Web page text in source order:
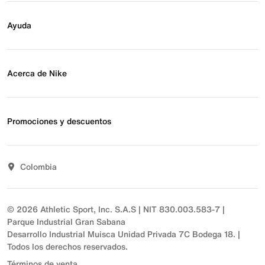
Regístrate para recibir correos
Ayuda
Preguntas frecuentes
Devoluciones
Comunicate con nosotros
Acerca de Nike
Noticias
Sostenibilidad
Promociones y descuentos
T&C actividades comerciales
Colombia
© 2026 Athletic Sport, Inc. S.A.S | NIT 830.003.583-7 |
Parque Industrial Gran Sabana
Desarrollo Industrial Muisca Unidad Privada 7C Bodega 18. |
Todos los derechos reservados.